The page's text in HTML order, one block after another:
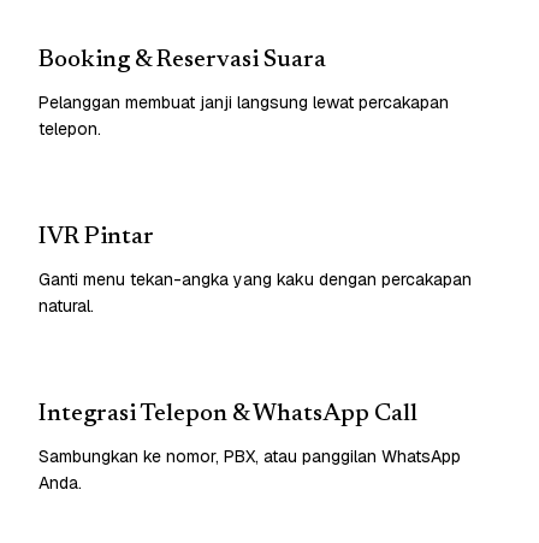
Booking & Reservasi Suara
Pelanggan membuat janji langsung lewat percakapan
telepon.
IVR Pintar
Ganti menu tekan-angka yang kaku dengan percakapan
natural.
Integrasi Telepon & WhatsApp Call
Sambungkan ke nomor, PBX, atau panggilan WhatsApp
Anda.